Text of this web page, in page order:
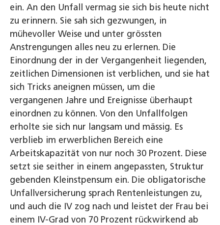
ein. An den Unfall vermag sie sich bis heute nicht
zu erinnern. Sie sah sich gezwungen, in
mühevoller Weise und unter grössten
Anstrengungen alles neu zu erlernen. Die
Einordnung der in der Vergangenheit liegenden,
zeitlichen Dimensionen ist verblichen, und sie hat
sich Tricks aneignen müssen, um die
vergangenen Jahre und Ereignisse überhaupt
einordnen zu können. Von den Unfallfolgen
erholte sie sich nur langsam und mässig. Es
verblieb im erwerblichen Bereich eine
Arbeitskapazität von nur noch 30 Prozent. Diese
setzt sie seither in einem angepassten, Struktur
gebenden Kleinstpensum ein. Die obligatorische
Unfallversicherung sprach Rentenleistungen zu,
und auch die IV zog nach und leistet der Frau bei
einem IV-Grad von 70 Prozent rückwirkend ab